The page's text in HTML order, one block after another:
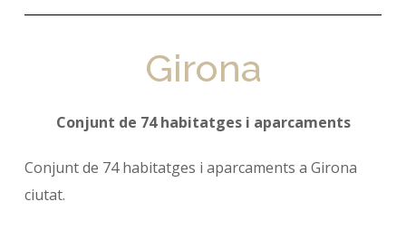
Girona
Conjunt de 74 habitatges i aparcaments
Conjunt de 74 habitatges i aparcaments a Girona
ciutat.